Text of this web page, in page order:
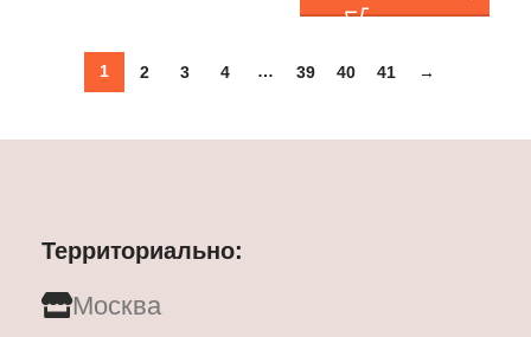
1 2 3 4 … 39 40 41 →
Территориально:
Москва